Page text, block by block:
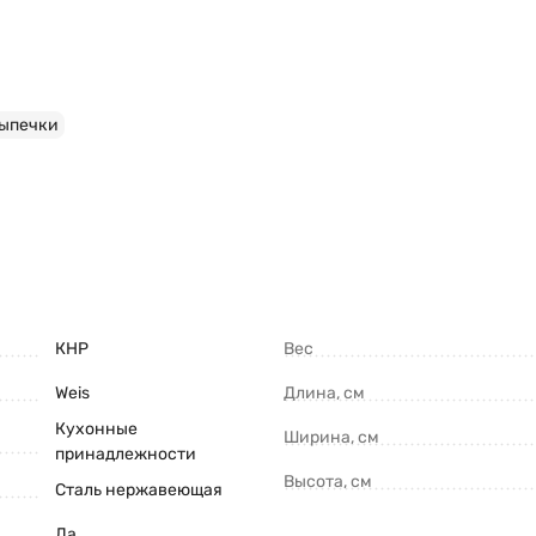
КНР
Weis
Кухонные
принадлежности
Сталь нержавеющая
Вес
Длина, см
Ширина, см
Высота, см